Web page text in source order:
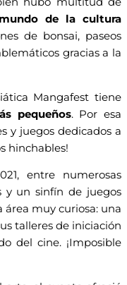
mundo de la cultura
de bonsai, paseos
gracias a la
Mangafest tiene
pequeños. Por esa
y juegos dedicados a
hinchables!
entre numerosas
y un sinfín de juegos
muy curiosa: una
talleres de iniciación
del cine. ¡Imposible